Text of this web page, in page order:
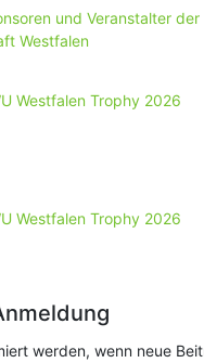
und Veranstalter der
Westfalen
Westfalen Trophy 2026
Westfalen Trophy 2026
werden, wenn neue